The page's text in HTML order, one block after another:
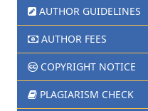
AUTHOR GUIDELINES
AUTHOR FEES
COPYRIGHT NOTICE
PLAGIARISM CHECK